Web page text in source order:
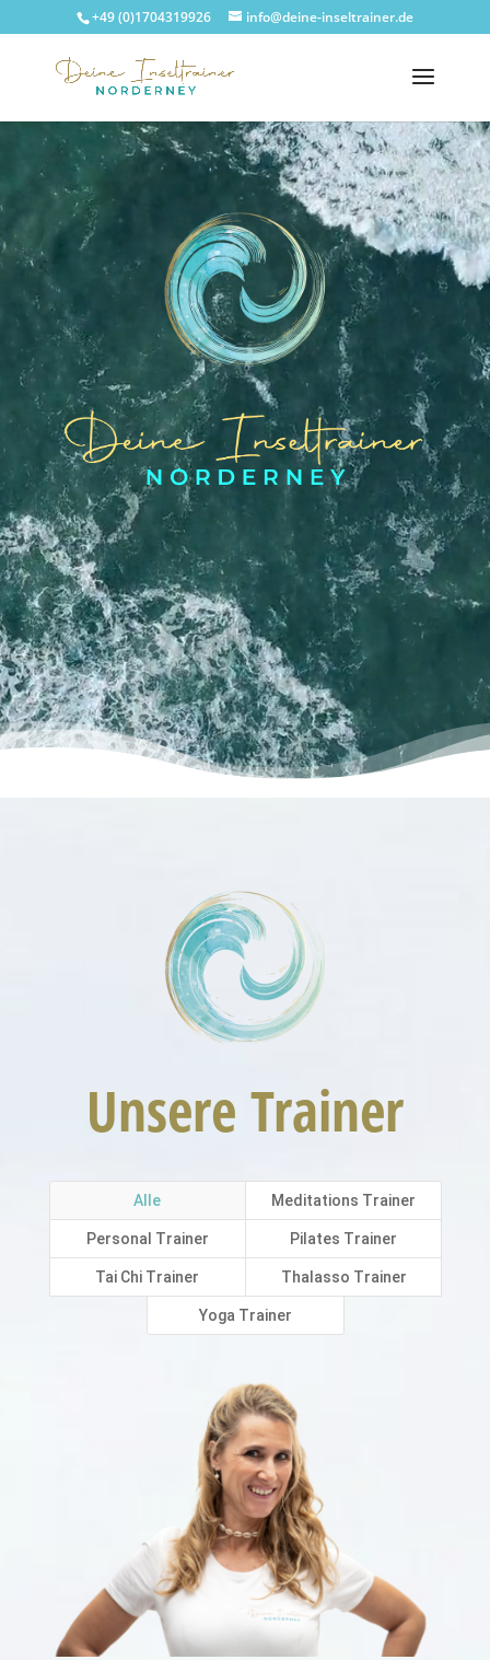
+49 (0)1704319926 info@deine-inseltrainer.de
Video-
Unsere Trainer
Alle Meditations Trainer
Personal Trainer Pilates Trainer
Tai Chi Trainer Thalasso Trainer
Yoga Trainer